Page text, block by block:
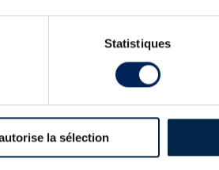
Statistiques
la sélection
2013. La série
années 2000
que le très
: William Grant
DÉTAILLÉES
Distillerie :
Millesime :
Embouteilleur :
Age :25 ans
Whisky